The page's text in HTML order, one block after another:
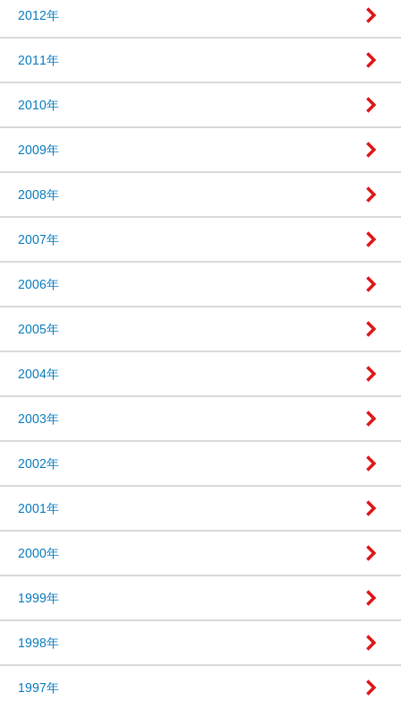
2012年
2011年
2010年
2009年
2008年
2007年
2006年
2005年
2004年
2003年
2002年
2001年
2000年
1999年
1998年
1997年